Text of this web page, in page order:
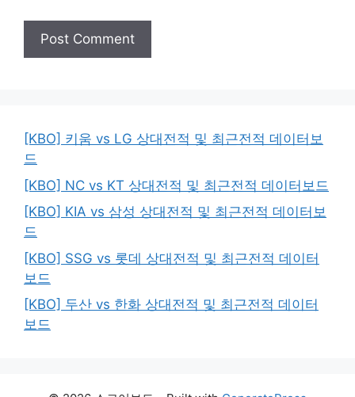
[KBO] 키움 vs LG 상대전적 및 최근전적 데이터보
드
[KBO] NC vs KT 상대전적 및 최근전적 데이터보드
[KBO] KIA vs 삼성 상대전적 및 최근전적 데이터보
드
[KBO] SSG vs 롯데 상대전적 및 최근전적 데이터
보드
[KBO] 두산 vs 한화 상대전적 및 최근전적 데이터
보드